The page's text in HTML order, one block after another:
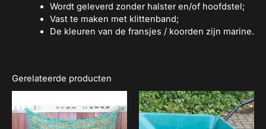
Wordt geleverd zonder halster en/of hoofdstel;
Vast te maken met klittenband;
De kleuren van de fransjes / koorden zijn marine.
Gerelateerde producten